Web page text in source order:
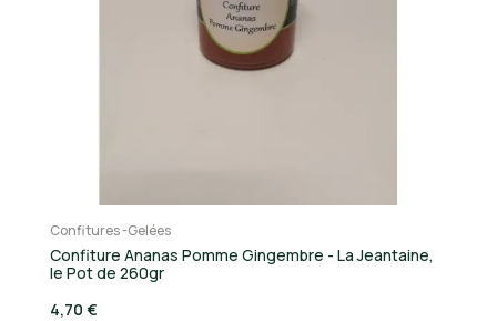
Confitures -Gelées
Confiture Ananas Pomme Gingembre - La Jeantaine,
le Pot de 260gr
4,70 €